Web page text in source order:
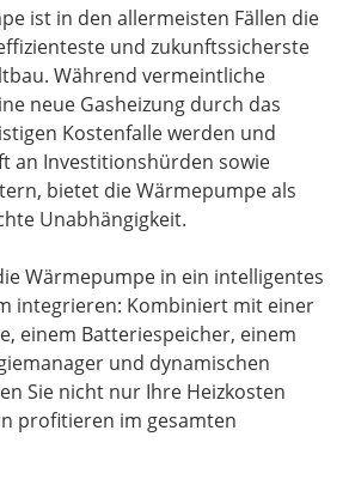
ist in den allermeisten Fällen die
und zukunftssicherste
Während vermeintliche
neue Gasheizung durch das
Kostenfalle werden und
an Investitionshürden sowie
bietet die Wärmepumpe als
Unabhängigkeit.
Wärmepumpe in ein intelligentes
integrieren: Kombiniert mit einer
einem Batteriespeicher, einem
und dynamischen
Sie nicht nur Ihre Heizkosten
profitieren im gesamten